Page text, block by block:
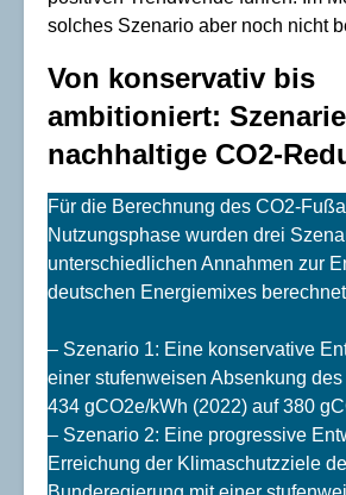
solches Szenario aber noch nicht
Von konservativ bis
ambitioniert:
nachhaltige CO2-
Für die Berechnung des CO2-
Nutzungsphase wurden drei
unterschiedlichen Annahmen zur
deutschen Energiemixes
– Szenario 1: Eine konservative
einer stufenweisen Absenkung
434 gCO2e/kWh (2022) auf 380
– Szenario 2: Eine progressive
Erreichung der Klimaschutzziele